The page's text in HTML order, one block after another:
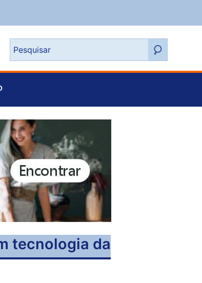
tecnologia da